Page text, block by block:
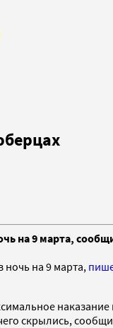
на 9 марта,
на 9 марта,
скрылись,